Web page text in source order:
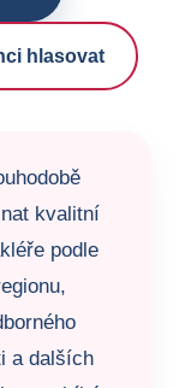
hlasovat
kvalitní
podle
a dalších